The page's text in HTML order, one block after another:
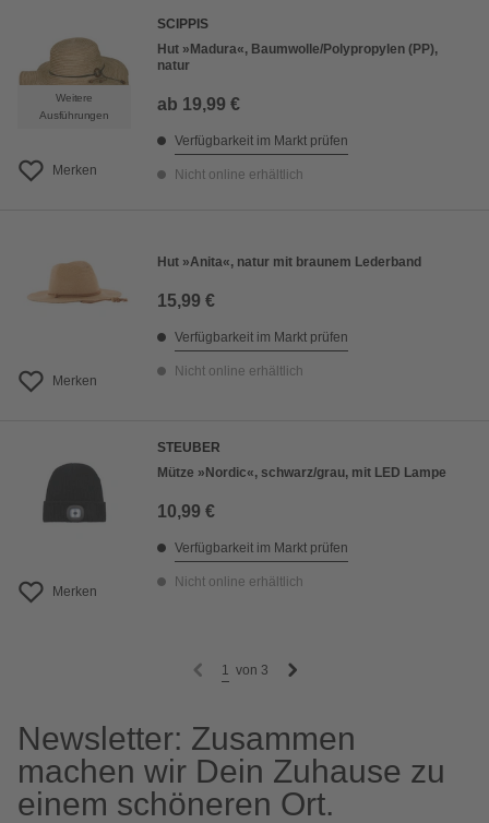
Weitere
Ausführungen
Merken
SCIPPIS
Hut »Madura«, Baumwolle/Polypropylen (PP),
natur
ab 19,99 €
Verfügbarkeit im Markt prüfen
Nicht online erhältlich
Merken
Hut »Anita«, natur mit braunem Lederband
15,99 €
Verfügbarkeit im Markt prüfen
Nicht online erhältlich
Merken
STEUBER
Mütze »Nordic«, schwarz/grau, mit LED Lampe
10,99 €
Verfügbarkeit im Markt prüfen
Nicht online erhältlich
1 von 3
Newsletter: Zusammen
machen wir Dein Zuhause zu
einem schöneren Ort.